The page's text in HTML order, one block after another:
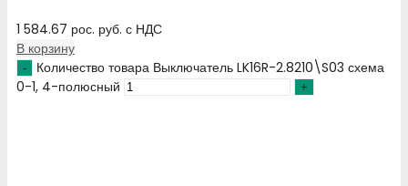
1 584.67 рос. руб. с НДС
В корзину
Количество товара Выключатель LK16R-2.8210\S03 схема
0-1, 4-полюсный